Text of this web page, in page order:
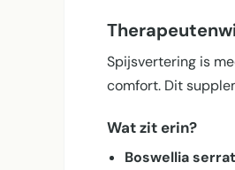
Spijsvertering is
comfort. Dit
Wat zit erin?
Boswellia